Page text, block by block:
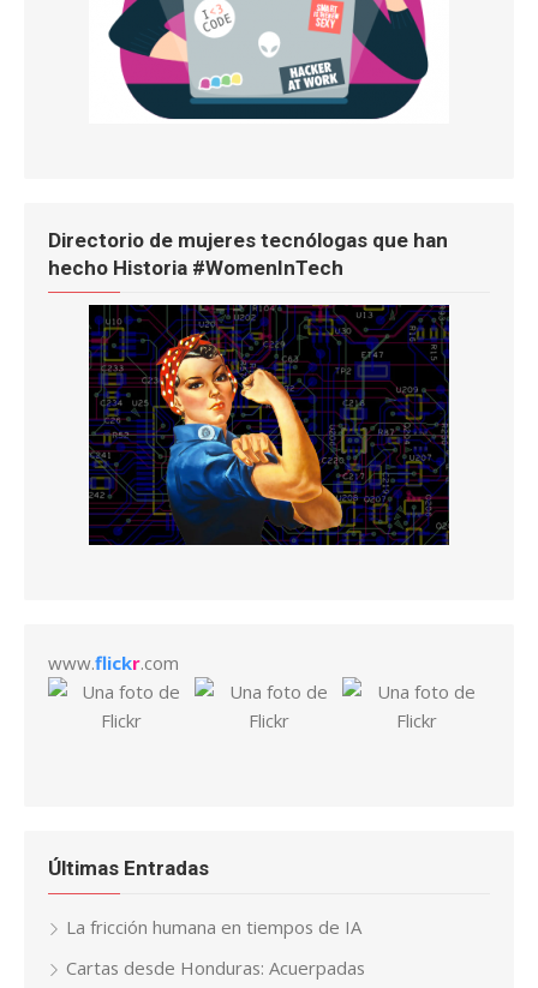
Directorio de mujeres tecnólogas que han
hecho Historia #WomenInTech
www.flickr.com
Últimas Entradas
La fricción humana en tiempos de IA
Cartas desde Honduras: Acuerpadas